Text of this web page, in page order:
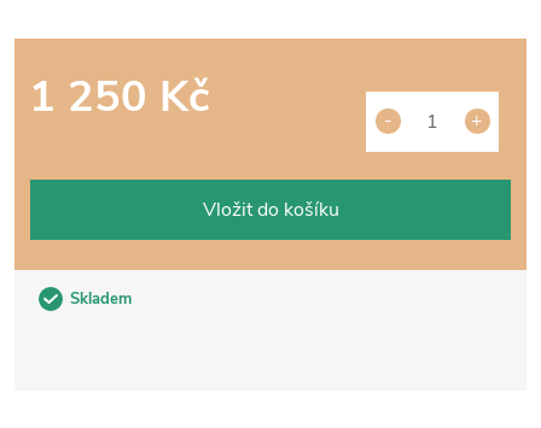
Skladem
1 250 Kč
Vložit do košíku